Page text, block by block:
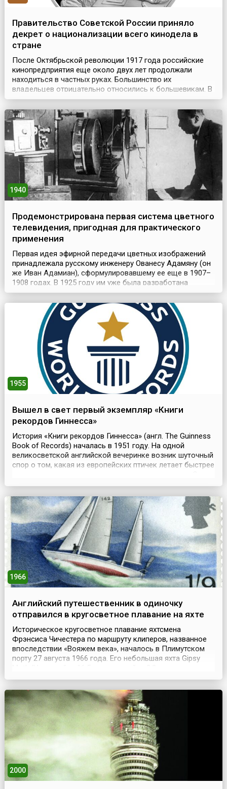
Правительство Советской России приняло
декрет о национализации всего кинодела в
стране
После Октябрьской революции 1917 года российские
кинопредприятия еще около двух лет продолжали
находиться в частных руках. Большинство их
владельцев отрицательно относились к большевикам. В
первые дни Советской власти они отказывались
выдавать камеры и пленку кинооператорам, которые
желали запечатлеть для истории революционные
события — у владельцев частных компаний были другие
приоритеты. В о...
1940
Продемонстрирована первая система цветного
телевидения, пригодная для практического
применения
Первая идея эфирной передачи цветных изображений
принадлежала русскому инженеру Ованесу Адамяну (он
же Иван Адамиан), сформулировавшему ее еще в 1907–
1908 годах. В 1925 году им уже была разработана
система трехцветного телевидения, технически
реализованная английским изобретателем Дж. Бэрдом в
1928 году. Год спустя свою систему цветного
телевидения продемонстрировала «Америкэн телефон
энд теле...
1955
Вышел в свет первый экземпляр «Книги
рекордов Гиннесса»
История «Книги рекордов Гиннесса» (англ. The Guinness
Book of Records) началась в 1951 году. На одной
великосветской английской вечеринке возник шуточный
спор о том, какая из европейских птичек летает быстрее
из участников этого спора, сэр Хью Бивер, вернувшись
нестандартных рекордах, типа состязани...
1966
Английский путешественник в одиночку
отправился в кругосветное плавание на яхте
Историческое кругосветное плавание яхтсмена
Фрэнсиса Чичестера по маршруту клиперов, названное
впоследствии «Вояжем века», началось в Плимутском
порту 27 августа 1966 года. Его небольшая яхта Gipsy
по маршруту быстроходных британских чайных клиперов
старта бывший летчик, рекордсмен свер...
2000